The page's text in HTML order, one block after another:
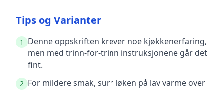
Tips og Varianter
1
Denne oppskriften krever noe kjøkkenerfaring,
men med trinn-for-trinn instruksjonene går det
fint.
2 For mildere smak, surr løken på lav varme over